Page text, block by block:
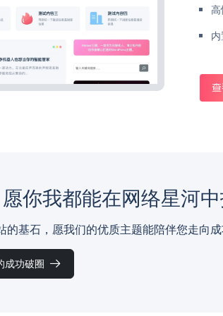
高
你我都能在网络星河
的基石，愿我们的优质主题能陪伴您走向成
成功破圈